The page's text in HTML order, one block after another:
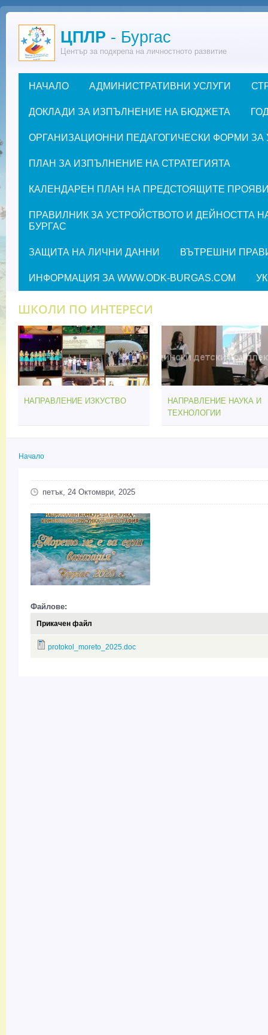
Премини към основното съдържание
ЦПЛР - Бургас
Център за подкрепа на личностното развитие
Основно меню
НАЧАЛО АДМИНИСТРАТИВНИ УСЛУГИ
ДОКЛАДИ ЗА ИЗПЪЛНЕНИЕ НА БЮДЖЕТА
ОРГАНИЗАЦИОННИ ПЕДАГОГИЧЕСКИ ФОРМИ ЗА
ПЛАН ЗА ИЗПЪЛНЕНИЕ НА СТРАТЕГИЯТА
КАЛЕНДАРЕН ПЛАН НА ПРЕДСТОЯЩИТЕ ПРОЯВИ
ПРАВИЛНИК ЗА УСТРОЙСТВОТО И ДЕЙНОСТТА
БУРГАС
ЗАЩИТА НА ЛИЧНИ ДАННИ ВЪТРЕШНИ
ИНФОРМАЦИЯ ЗА WWW.ODK-BURGAS.COM
ШКОЛИ ПО ИНТЕРЕСИ
НАПРАВЛЕНИЕ ИЗКУСТВО
НАПРАВЛЕНИЕ НАУКА И
ТЕХНОЛОГИИ
Начало
петък, 24 Октомври, 2025
Файлове:
Прикачен файл
protokol_moreto_2025.doc